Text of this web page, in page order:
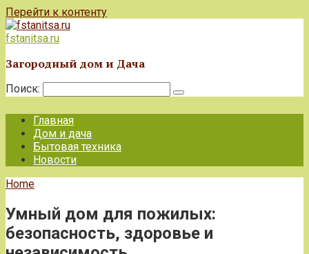
Перейти к контенту
fstanitsa.ru
Загородный дом и Дача
Поиск:
Главная
Дом и дача
Бытовая техника
Новости
Home
Умный дом для пожилых:
безопасность, здоровье и